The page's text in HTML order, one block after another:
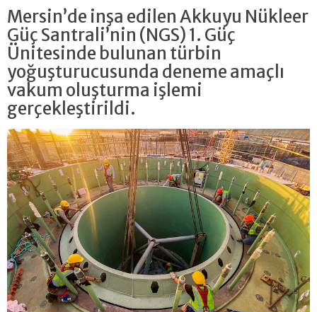
Mersin’de inşa edilen Akkuyu Nükleer
Güç Santrali’nin (NGS) 1. Güç
Ünitesinde bulunan türbin
yoğuşturucusunda deneme amaçlı
vakum oluşturma işlemi
gerçekleştirildi.